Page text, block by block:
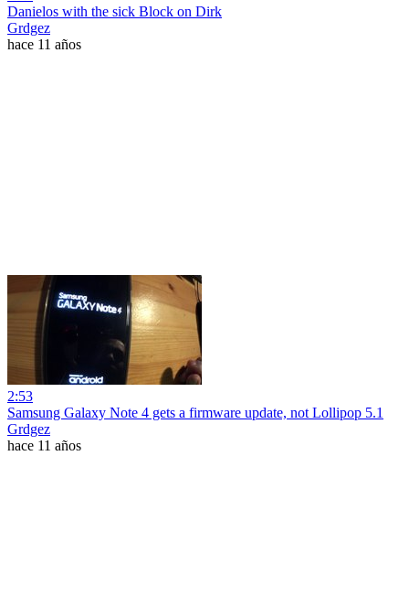
Danielos with the sick Block on Dirk
Grdgez
hace 11 años
2:53
Samsung Galaxy Note 4 gets a firmware update, not Lollipop 5.1
Grdgez
hace 11 años